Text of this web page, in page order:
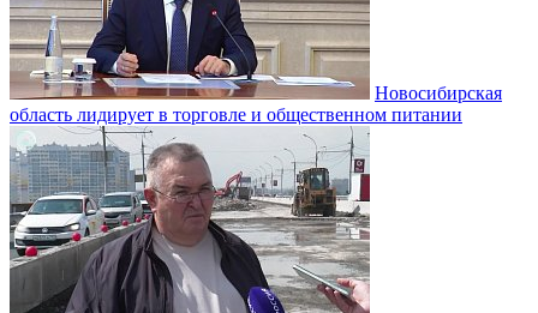
Новосибирская
область лидирует в торговле и общественном питании